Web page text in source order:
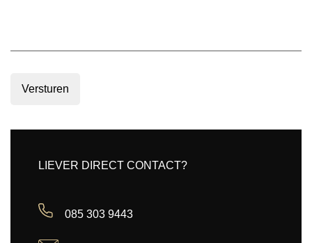
Versturen
LIEVER DIRECT CONTACT?
085 303 9443